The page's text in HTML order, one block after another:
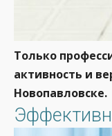
Только
активность и
Новопавловске.